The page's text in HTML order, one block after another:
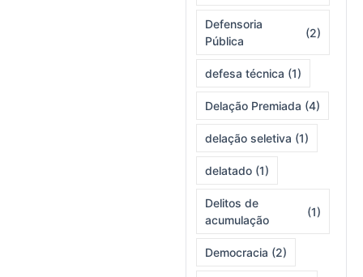
Defensoria
Pública
(2)
defesa técnica (1)
Delação Premiada (4)
delação seletiva (1)
delatado (1)
Delitos de
acumulação
(1)
Democracia (2)